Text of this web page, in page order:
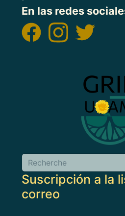
En las redes
Buscar
Suscripción a la
correo